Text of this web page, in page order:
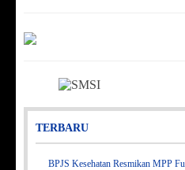
TERBARU
BPJS Kesehatan Resmikan MPP